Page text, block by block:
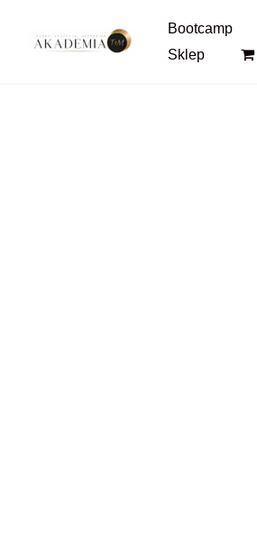
Bootcamp
Sklep